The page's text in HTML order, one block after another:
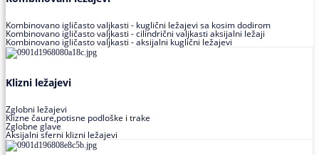
Kombinovano igličasto valjkasti - kuglični ležajevi sa kosim dodirom
Kombinovano igličasto valjkasti - cilindrični valjkasti aksijalni ležaji
Kombinovano igličasto valjkasti - aksijalni kuglični ležajevi
Klizni ležajevi
Zglobni ležajevi
Klizne čaure,potisne podloške i trake
Zglobne glave
Aksijalni sferni klizni ležajevi